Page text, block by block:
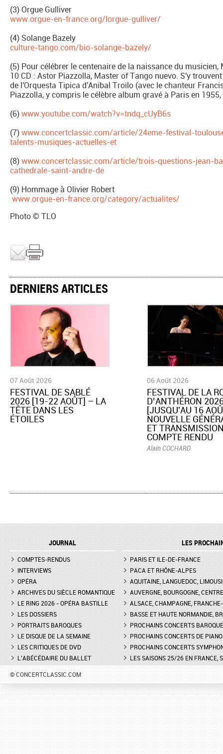
(3) Orgue Gulliver
www.orgue-en-france.org/lorgue-gulliver/
(4) Solange Bazely
culture-tango.com/bio-solange-bazely/
(5) Pour célébrer le centenaire de la naissance du
10 CD : Astor Piazzolla, Master of Tango nuevo. S'y
de l'Orquesta Tipica d'Anibal Troilo (avec le chanteur
Piazzolla, y compris le célèbre album gravé à Paris en
(6)www.youtube.com/watch?v=tndq_cUyB6s
(7)www.concertclassic.com/article/24eme-festival-
talents-musiques-actuelles-et
(8)www.concertclassic.com/article/trois-questions-jean-
cathedrale-saint-andre-de
(9) Hommage à Olivier Robert
www.orgue-en-france.org/category/actualites/
Photo © TLO
DERNIERS ARTICLES
07 Août 2026
​FESTIVAL DE SABLÉ
2026 [19-22 AOÛT] – LA
TÊTE DANS LES
ÉTOILES
06 Août 2026
​FESTIVAL DE LA
D’ANTHÉRON
[JUSQU'AU 16
NOUVELLE
ET
COMPTE RENDU
Alain COCHARD
JOURNAL
COMPTES-RENDUS
INTERVIEWS
OPÉRA
ARCHIVES DU SIÈCLE ROMANTIQUE
LE RING 2026 - OPÉRA BASTILLE
LES DOSSIERS
PORTRAITS BAROQUES
LE DISQUE DE LA SEMAINE
LES CRITIQUES DE DVD
L'ABÉCÉDAIRE DU BALLET
LES
PARIS ET ILE-DE-FRANCE
PACA ET RHÔNE-ALPES
AQUITAINE, LANGUEDOC,
AUVERGNE, BOURGOGNE, CENTRE
ALSACE, CHAMPAGNE,
BASSE ET HAUTE NORMANDIE,
PROCHAINS CONCERTS
PROCHAINS CONCERTS DE PIANO
PROCHAINS CONCERTS
LES SAISONS 25/26 EN FRANCE,
© CONCERTCLASSIC.COM